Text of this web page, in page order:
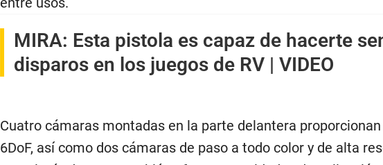
MIRA: Esta pistola es capaz de hacerte
disparos en los juegos de RV | VIDEO
Cuatro cámaras montadas en la parte delantera
6DoF, así como dos cámaras de paso a todo color y de alta